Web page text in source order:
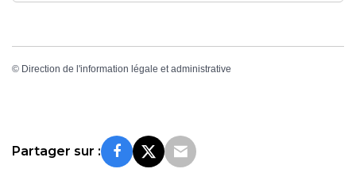
© Direction de l'information légale et administrative
Partager sur :